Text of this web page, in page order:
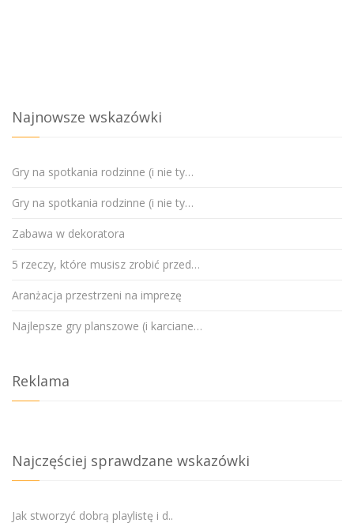
Najnowsze wskazówki
Gry na spotkania rodzinne (i nie ty…
Gry na spotkania rodzinne (i nie ty…
Zabawa w dekoratora
5 rzeczy, które musisz zrobić przed…
Aranżacja przestrzeni na imprezę
Najlepsze gry planszowe (i karciane…
Reklama
Najczęściej sprawdzane wskazówki
Jak stworzyć dobrą playlistę i d..